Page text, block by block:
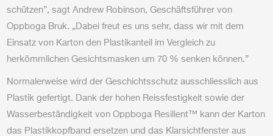
schützen”, sagt Andrew Robinson, Geschäftsführer von
Oppboga Bruk. „Dabei freut es uns sehr, dass wir mit dem
Einsatz von Karton den Plastikanteil im Vergleich zu
herkömmlichen Gesichtsmasken um 70 % senken können.”
Normalerweise wird der Geschichtsschutz ausschliesslich aus
Plastik gefertigt. Dank der hohen Reissfestigkeit sowie der
Wasserbeständigkeit von Oppboga Resilient™ kann der Karton
das Plastikkopfband ersetzen und das Klarsichtfenster aus